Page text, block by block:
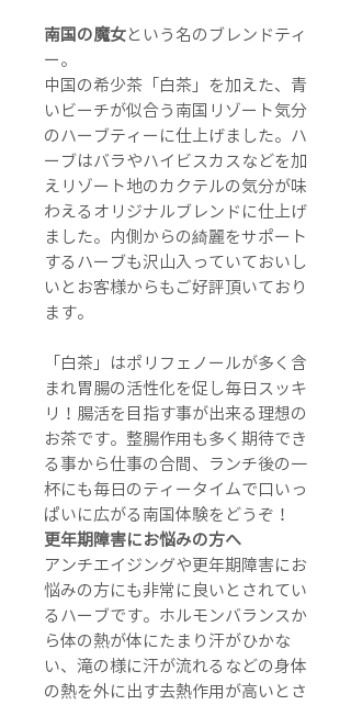
南国の魔女 という名のブレンドティ
ー。
中国の希少茶「白茶」を加えた、青
いビーチが似合う南国リゾート気分
のハーブティーに仕上げました。ハ
ーブはバラやハイビスカスなどを加
えリゾート地のカクテルの気分が味
わえるオリジナルブレンドに仕上げ
ました。内側からの綺麗をサポート
するハーブも沢山入っていておいし
いとお客様からもご好評頂いており
ます。
「白茶」はポリフェノールが多く含
まれ胃腸の活性化を促し毎日スッキ
リ！腸活を目指す事が出来る理想の
お茶です。整腸作用も多く期待でき
る事から仕事の合間、ランチ後の一
杯にも毎日のティータイムで口いっ
ぱいに広がる南国体験をどうぞ！
更年期障害にお悩みの方へ
アンチエイジングや更年期障害にお
悩みの方にも非常に良いとされてい
るハーブです。ホルモンバランスか
ら体の熱が体にたまり汗がひかな
い、滝の様に汗が流れるなどの身体
の熱を外に出す去熱作用が高いとさ